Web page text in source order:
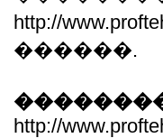
http://
������.
http://